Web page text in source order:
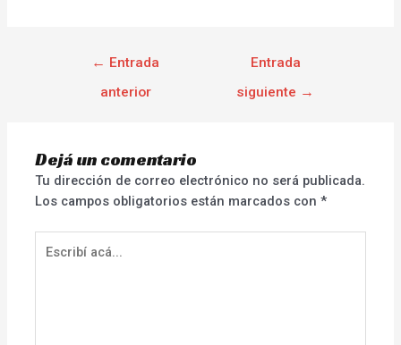
← Entrada
anterior
Entrada
siguiente →
Dejá un comentario
Tu dirección de correo electrónico no será publicada.
Los campos obligatorios están marcados con*
acá...